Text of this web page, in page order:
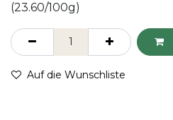
(23.60/100g)
Auf die Wunschliste